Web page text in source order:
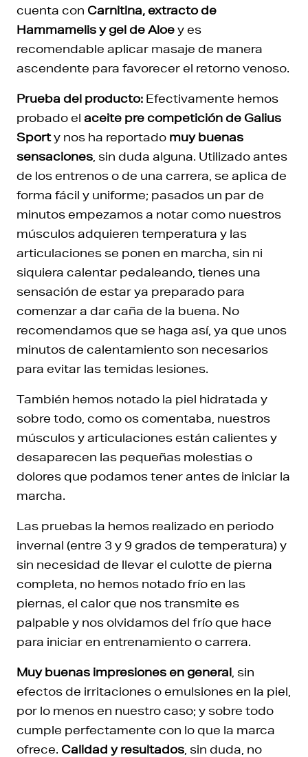
cuenta con Carnitina, extracto de
Hammamelis y gel de Aloey es
recomendable aplicar masaje de manera
ascendente para favorecer el retorno venoso.
Prueba del producto: Efectivamente hemos
probado el aceite pre competición de Galius
Sporty nos ha reportado muy buenas
sensaciones , sin duda alguna. Utilizado antes
de los entrenos o de una carrera, se aplica de
forma fácil y uniforme; pasados un par de
minutos empezamos a notar como nuestros
músculos adquieren temperatura y las
articulaciones se ponen en marcha, sin ni
siquiera calentar pedaleando, tienes una
sensación de estar ya preparado para
comenzar a dar caña de la buena. No
recomendamos que se haga así, ya que unos
minutos de calentamiento son necesarios
para evitar las temidas lesiones.
También hemos notado la piel hidratada y
sobre todo, como os comentaba, nuestros
músculos y articulaciones están calientes y
desaparecen las pequeñas molestias o
dolores que podamos tener antes de iniciar la
marcha.
Las pruebas la hemos realizado en periodo
invernal (entre 3 y 9 grados de temperatura) y
sin necesidad de llevar el culotte de pierna
completa, no hemos notado frío en las
piernas, el calor que nos transmite es
palpable y nos olvidamos del frío que hace
para iniciar en entrenamiento o carrera.
Muy buenas impresiones en general , sin
efectos de irritaciones o emulsiones en la piel,
por lo menos en nuestro caso; y sobre todo
cumple perfectamente con lo que la marca
ofrece. Calidad y resultados , sin duda, no